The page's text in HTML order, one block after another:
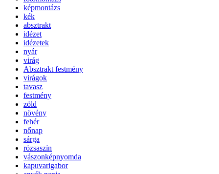
képmontázs
kék
absztrakt
idézet
idézetek
nyár
virág
Absztrakt festmény
virágok
tavasz
festmény
zöld
növény
fehér
nőnap
sárga
rózsaszín
vászonképnyomda
kapuvarigabor